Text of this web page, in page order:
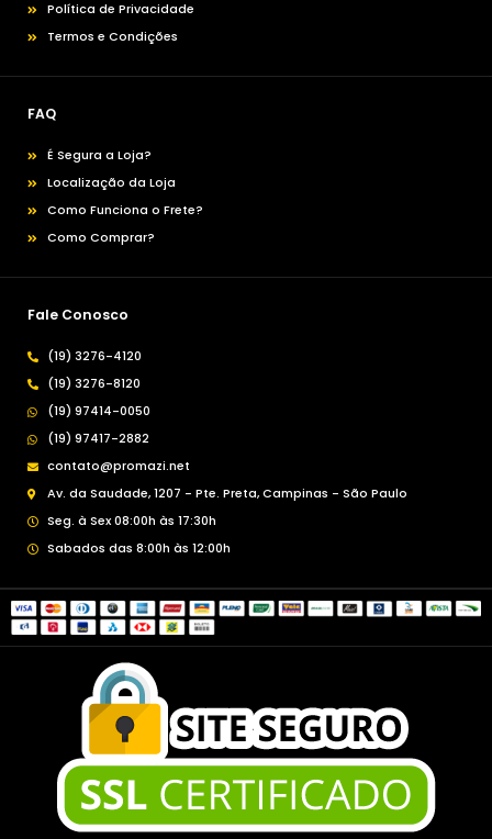
Política de Privacidade
Termos e Condições
FAQ
É Segura a Loja?
Localização da Loja
Como Funciona o Frete?
Como Comprar?
Fale Conosco
(19) 3276-4120
(19) 3276-8120
(19) 97414-0050
(19) 97417-2882
contato@promazi.net
Av. da Saudade, 1207 - Pte. Preta, Campinas - São Paulo
Seg. à Sex 08:00h às 17:30h
Sabados das 8:00h às 12:00h